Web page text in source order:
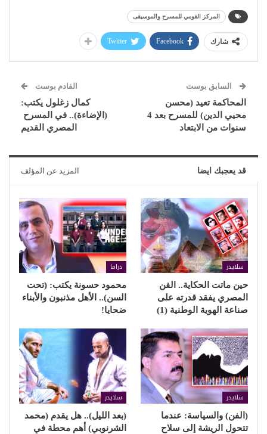
المركز القومي للمسرح والموسيقى
شارك Facebook
Twitter
السابق بوست
المحاكمة تعيد (محسن
محيي الدين) للمسرح بعد 4
سنوات من الابتعاد
القادم بوست
كمال زغلول يكتب:
(الإضاءة).. في المسرح
المصري القديم
قد يعجبك ايضا المزيد عن المؤلف
سلايدر
حين ماتت الحكاية.. الفن
المصري يفقد قدرته على
صناعة الهوية الوطنية (1)
دراما
محمود حسونة يكتب: (تحت
السن).. الأهل مذنبون والأبناء
ضحايا!
سلايدر
(الفن) والسياسة: عندما
تتحول الريشة إلى سلاح
سلايدر
(بعد الليل).. هل يقدم (محمد
الشرنوبي) أهم محطة في